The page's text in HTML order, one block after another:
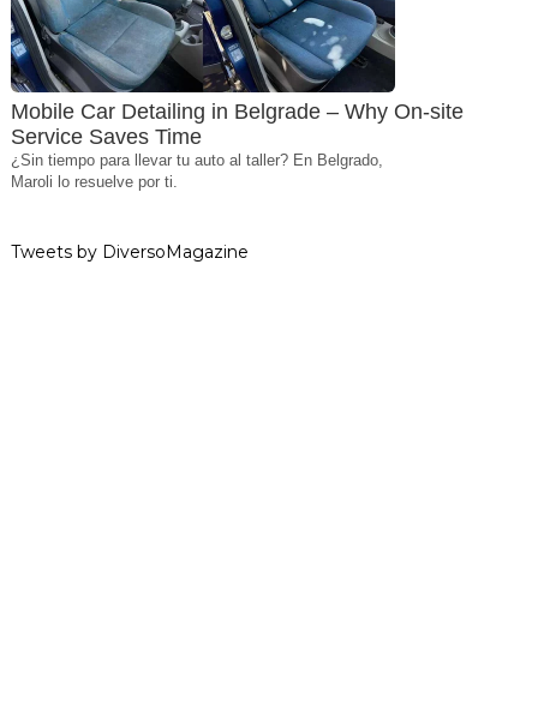
Mobile Car Detailing in Belgrade – Why On-site
Service Saves Time
¿Sin tiempo para llevar tu auto al taller? En Belgrado,
Maroli lo resuelve por ti.
Tweets by DiversoMagazine